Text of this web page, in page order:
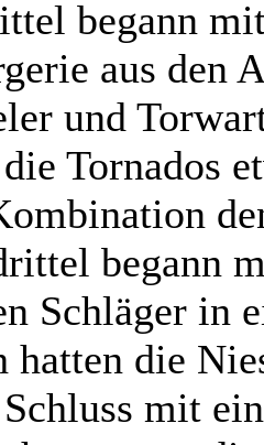
begann
aus den
und
Tornados
begann
Schläger in
hatten die
mit